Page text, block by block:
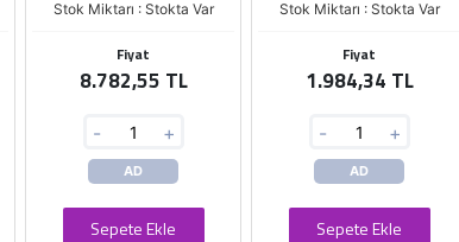
Stok Miktarı : Stokta Var
Fiyat
8.782,55 TL
- +
AD
Sepete Ekle
Stok Miktarı : Stokta Var
Fiyat
1.984,34 TL
- +
AD
Sepete Ekle